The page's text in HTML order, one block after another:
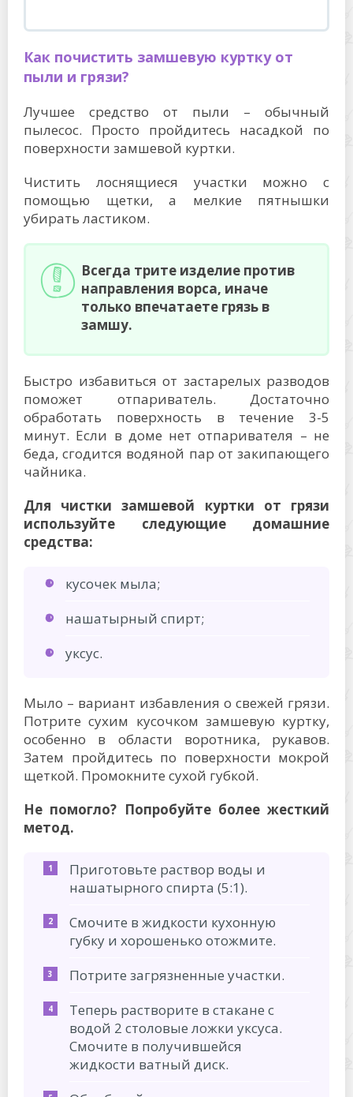
Как почистить замшевую куртку от
пыли и грязи?
Лучшее средство от пыли – обычный
пылесос. Просто пройдитесь насадкой по
поверхности замшевой куртки.
Чистить лоснящиеся участки можно с
помощью щетки, а мелкие пятнышки
убирать ластиком.
Всегда трите изделие против
направления ворса, иначе
только впечатаете грязь в
замшу.
Быстро избавиться от застарелых разводов
поможет отпариватель. Достаточно
обработать поверхность в течение 3-5
минут. Если в доме нет отпаривателя – не
беда, сгодится водяной пар от закипающего
чайника.
Для чистки замшевой куртки от грязи
используйте следующие домашние
средства:
кусочек мыла;
нашатырный спирт;
уксус.
Мыло – вариант избавления о свежей грязи.
Потрите сухим кусочком замшевую куртку,
особенно в области воротника, рукавов.
Затем пройдитесь по поверхности мокрой
щеткой. Промокните сухой губкой.
Не помогло? Попробуйте более жесткий
метод.
Приготовьте раствор воды и
нашатырного спирта (5:1).
Смочите в жидкости кухонную
губку и хорошенько отожмите.
Потрите загрязненные участки.
Теперь растворите в стакане с
водой 2 столовые ложки уксуса.
Смочите в получившейся
жидкости ватный диск.